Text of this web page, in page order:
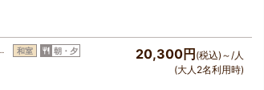
和室 朝・夕 20,300円(税込)～/人
(大人2名利用時)